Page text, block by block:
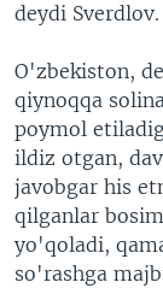
deydi Sverdlov.
O'zbekiston,
qiynoqqa
poymol
ildiz otgan,
javobgar his
qilganlar
yo'qoladi,
so'rashga